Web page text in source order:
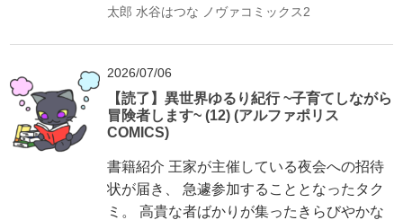
太郎 水谷はつな ノヴァコミックス2
2026/07/06
【読了】異世界ゆるり紀行 ~子育てしながら
冒険者します~ (12) (アルファポリス
COMICS)
書籍紹介 王家が主催している夜会への招待
状が届き、 急遽参加することとなったタク
ミ。 高貴な者ばかりが集ったきらびやかな